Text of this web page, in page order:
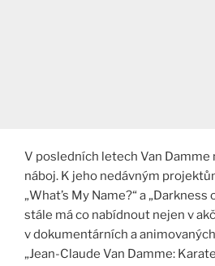
V posledních letech Van
náboj. K jeho nedávným
„What’s My Name?“ a „Darkness
stále má co nabídnout nejen v
v dokumentárních a
„Jean-Claude Van Damme: